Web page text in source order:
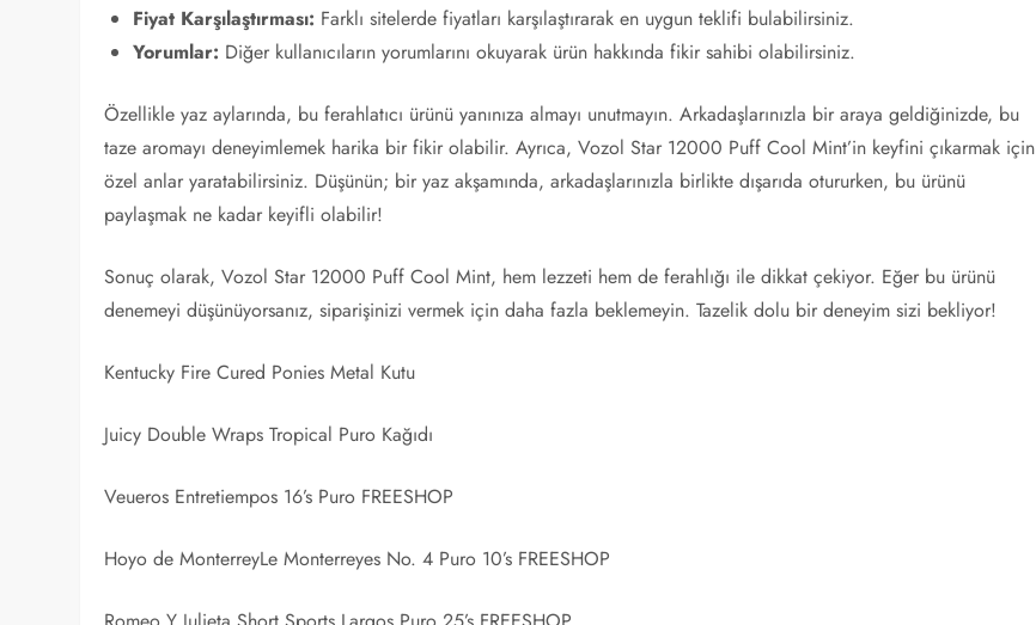
Fiyat Karşılaştırması: Farklı sitelerde fiyatları karşılaştırarak en uygun teklifi bulabilirsiniz.
Yorumlar: Diğer kullanıcıların yorumlarını okuyarak ürün hakkında fikir sahibi olabilirsiniz.
Özellikle yaz aylarında, bu ferahlatıcı ürünü yanınıza almayı unutmayın. Arkadaşlarınızla bir araya geldiğinizde, bu
taze aromayı deneyimlemek harika bir fikir olabilir. Ayrıca, Vozol Star 12000 Puff Cool Mint’in keyfini çıkarmak için
özel anlar yaratabilirsiniz. Düşünün; bir yaz akşamında, arkadaşlarınızla birlikte dışarıda otururken, bu ürünü
paylaşmak ne kadar keyifli olabilir!
Sonuç olarak, Vozol Star 12000 Puff Cool Mint, hem lezzeti hem de ferahlığı ile dikkat çekiyor. Eğer bu ürünü
denemeyi düşünüyorsanız, siparişinizi vermek için daha fazla beklemeyin. Tazelik dolu bir deneyim sizi bekliyor!
Kentucky Fire Cured Ponies Metal Kutu
Juicy Double Wraps Tropical Puro Kağıdı
Veueros Entretiempos 16’s Puro FREESHOP
Hoyo de MonterreyLe Monterreyes No. 4 Puro 10’s FREESHOP